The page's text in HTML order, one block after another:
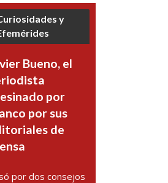
y
Bueno, el
por
por sus
de
por dos consejos